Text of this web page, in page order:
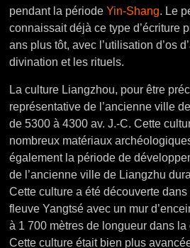
pendant la périodeYin-Shang. Le
connaissait déjà ce type d’écriture
ans plus tôt, avec l’utilisation d’os
divination et les rituels.
La culture Liangzhou, pour être
représentative de l’ancienne ville
de 5300 à 4300 av. J.-C. Cette
nombreux matériaux
également la période de
de l’ancienne ville de Liangzhu
Cette culture a été découverte
fleuve Yangtsé avec un mur
à 1 700 mètres de longueur dans la
Cette culture était bien plus